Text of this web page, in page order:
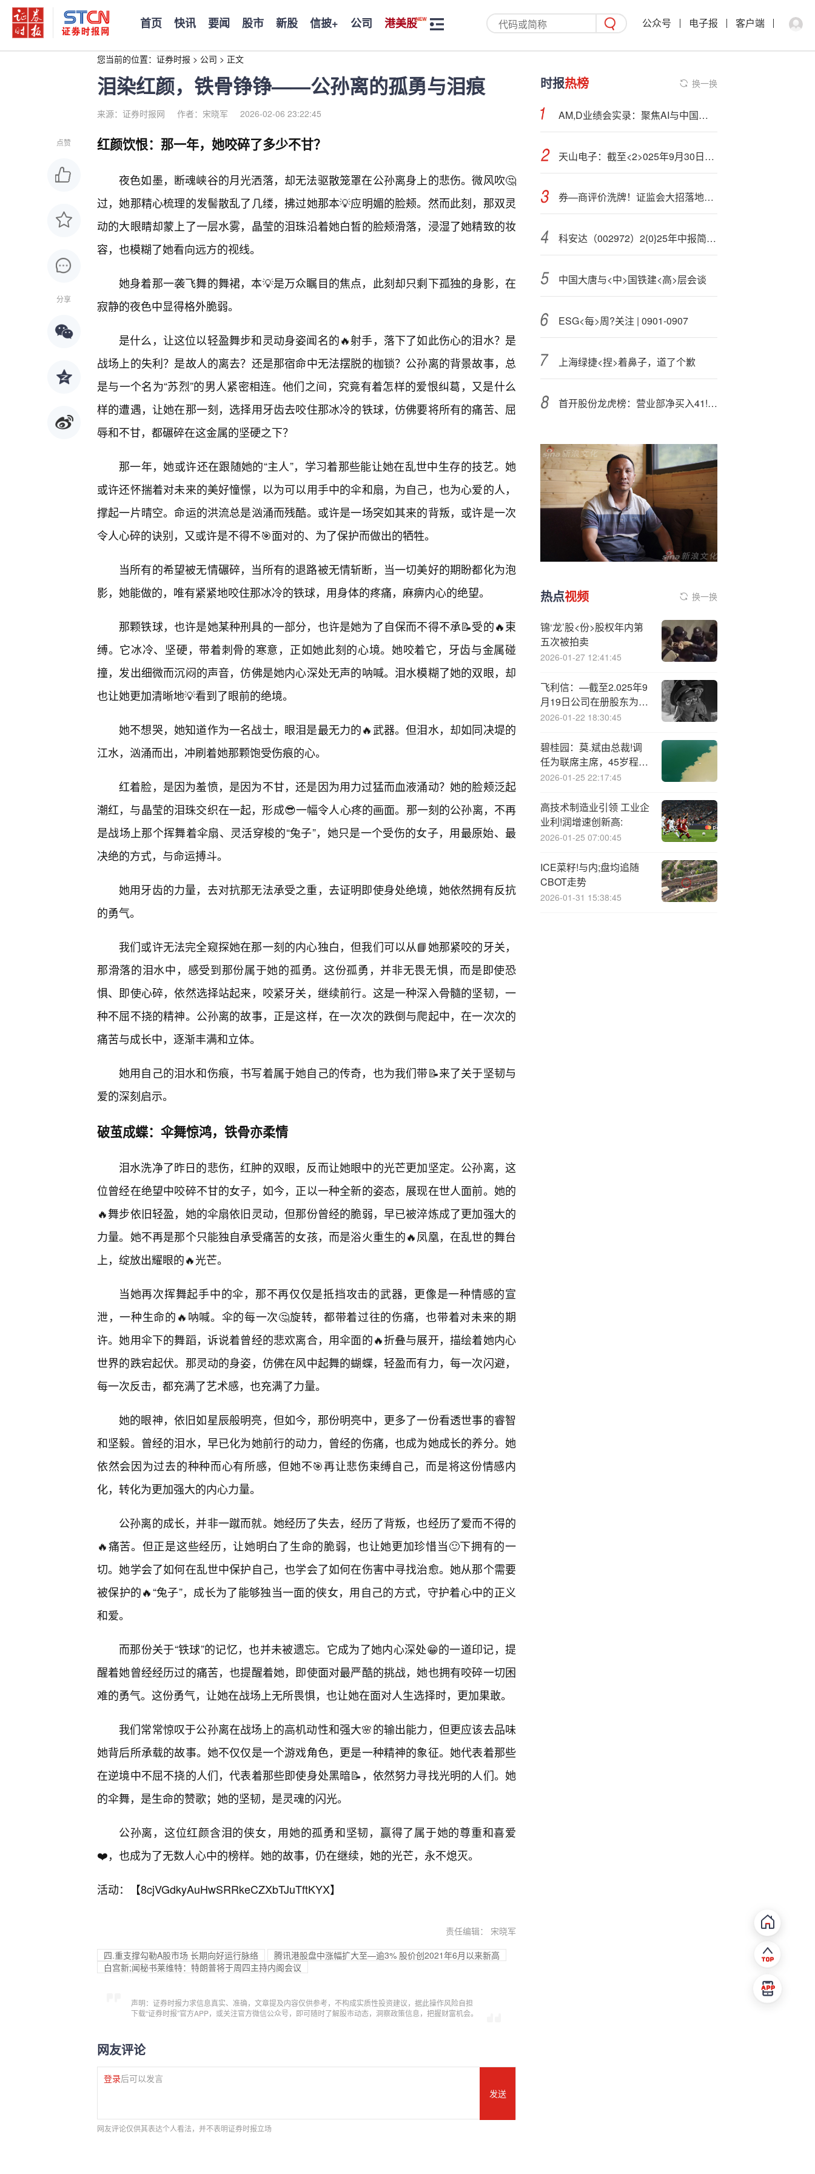
首页 快讯 要闻 股市 新股 信披+ 公司 港美股 公众号 电子报 客户端
您当前的位置： 证券时报 > 公司 > 正文
泪染红颜，铁骨铮铮——公孙离的孤勇与泪痕
来源：证券时报网 作者：宋晓军 2026-02-06 23:22:45
点赞
分享
红颜饮恨：那一年，她咬碎了多少不甘？
夜色如墨，断魂峡谷的月光洒落，却无法驱散笼罩在公孙离身上的悲伤。微风吹🤔
过，她那精心梳理的发髻散乱了几缕，拂过她那本💡应明媚的脸颊。然而此刻，那双灵
动的大眼睛却蒙上了一层水雾，晶莹的泪珠沿着她白皙的脸颊滑落，浸湿了她精致的妆
容，也模糊了她看向远方的视线。
她身着那一袭飞舞的舞裙，本💡是万众瞩目的焦点，此刻却只剩下孤独的身影，在
寂静的夜色中显得格外脆弱。
是什么，让这位以轻盈舞步和灵动身姿闻名的🔥射手，落下了如此伤心的泪水？是
战场上的失利？是故人的离去？还是那宿命中无法摆脱的枷锁？公孙离的背景故事，总
是与一个名为“苏烈”的男人紧密相连。他们之间，究竟有着怎样的爱恨纠葛，又是什么
样的遭遇，让她在那一刻，选择用牙齿去咬住那冰冷的铁球，仿佛要将所有的痛苦、屈
辱和不甘，都碾碎在这金属的坚硬之下？
那一年，她或许还在跟随她的“主人”，学习着那些能让她在乱世中生存的技艺。她
或许还怀揣着对未来的美好憧憬，以为可以用手中的伞和扇，为自己，也为心爱的人，
撑起一片晴空。命运的洪流总是汹涌而残酷。或许是一场突如其来的背叛，或许是一次
令人心碎的诀别，又或许是不得不🎯面对的、为了保护而做出的牺牲。
当所有的希望被无情碾碎，当所有的退路被无情斩断，当一切美好的期盼都化为泡
影，她能做的，唯有紧紧地咬住那冰冷的铁球，用身体的疼痛，麻痹内心的绝望。
那颗铁球，也许是她某种刑具的一部分，也许是她为了自保而不得不承📝受的🔥束
缚。它冰冷、坚硬，带着刺骨的寒意，正如她此刻的心境。她咬着它，牙齿与金属碰
撞，发出细微而沉闷的声音，仿佛是她内心深处无声的呐喊。泪水模糊了她的双眼，却
也让她更加清晰地💡看到了眼前的绝境。
她不想哭，她知道作为一名战士，眼泪是最无力的🔥武器。但泪水，却如同决堤的
江水，汹涌而出，冲刷着她那颗饱受伤痕的心。
红着脸，是因为羞愤，是因为不甘，还是因为用力过猛而血液涌动？她的脸颊泛起
潮红，与晶莹的泪珠交织在一起，形成😎一幅令人心疼的画面。那一刻的公孙离，不再
是战场上那个挥舞着伞扇、灵活穿梭的“兔子”，她只是一个受伤的女子，用最原始、最
决绝的方式，与命运搏斗。
她用牙齿的力量，去对抗那无法承受之重，去证明即使身处绝境，她依然拥有反抗
的勇气。
我们或许无法完全窥探她在那一刻的内心独白，但我们可以从📘她那紧咬的牙关，
那滑落的泪水中，感受到那份属于她的孤勇。这份孤勇，并非无畏无惧，而是即使恐
惧、即使心碎，依然选择站起来，咬紧牙关，继续前行。这是一种深入骨髓的坚韧，一
种不屈不挠的精神。公孙离的故事，正是这样，在一次次的跌倒与爬起中，在一次次的
痛苦与成长中，逐渐丰满和立体。
她用自己的泪水和伤痕，书写着属于她自己的传奇，也为我们带📝来了关于坚韧与
爱的深刻启示。
破茧成蝶：伞舞惊鸿，铁骨亦柔情
泪水洗净了昨日的悲伤，红肿的双眼，反而让她眼中的光芒更加坚定。公孙离，这
位曾经在绝望中咬碎不甘的女子，如今，正以一种全新的姿态，展现在世人面前。她的
🔥舞步依旧轻盈，她的伞扇依旧灵动，但那份曾经的脆弱，早已被淬炼成了更加强大的
力量。她不再是那个只能独自承受痛苦的女孩，而是浴火重生的🔥凤凰，在乱世的舞台
上，绽放出耀眼的🔥光芒。
当她再次挥舞起手中的伞，那不再仅仅是抵挡攻击的武器，更像是一种情感的宣
泄，一种生命的🔥呐喊。伞的每一次🤔旋转，都带着过往的伤痛，也带着对未来的期
许。她用伞下的舞蹈，诉说着曾经的悲欢离合，用伞面的🔥折叠与展开，描绘着她内心
世界的跌宕起伏。那灵动的身姿，仿佛在风中起舞的蝴蝶，轻盈而有力，每一次闪避，
每一次反击，都充满了艺术感，也充满了力量。
她的眼神，依旧如星辰般明亮，但如今，那份明亮中，更多了一份看透世事的睿智
和坚毅。曾经的泪水，早已化为她前行的动力，曾经的伤痛，也成为她成长的养分。她
依然会因为过去的种种而心有所感，但她不🎯再让悲伤束缚自己，而是将这份情感内
化，转化为更加强大的内心力量。
公孙离的成长，并非一蹴而就。她经历了失去，经历了背叛，也经历了爱而不得的
🔥痛苦。但正是这些经历，让她明白了生命的脆弱，也让她更加珍惜当🙂下拥有的一
切。她学会了如何在乱世中保护自己，也学会了如何在伤害中寻找治愈。她从那个需要
被保护的🔥“兔子”，成长为了能够独当一面的侠女，用自己的方式，守护着心中的正义
和爱。
而那份关于“铁球”的记忆，也并未被遗忘。它成为了她内心深处😁的一道印记，提
醒着她曾经经历过的痛苦，也提醒着她，即使面对最严酷的挑战，她也拥有咬碎一切困
难的勇气。这份勇气，让她在战场上无所畏惧，也让她在面对人生选择时，更加果敢。
我们常常惊叹于公孙离在战场上的高机动性和强大🌸的输出能力，但更应该去品味
她背后所承载的故事。她不仅仅是一个游戏角色，更是一种精神的象征。她代表着那些
在逆境中不屈不挠的人们，代表着那些即使身处黑暗📝，依然努力寻找光明的人们。她
的伞舞，是生命的赞歌；她的坚韧，是灵魂的闪光。
公孙离，这位红颜含泪的侠女，用她的孤勇和坚韧，赢得了属于她的尊重和喜爱
❤️，也成为了无数人心中的榜样。她的故事，仍在继续，她的光芒，永不熄灭。
活动：【8cjVGdkyAuHwSRRkeCZXbTJuTftKYX】
责任编辑： 宋晓军
四.重支撑勾勒A股市场 长期向好运行脉络
腾讯港股盘中涨幅扩大至—逾3% 股价创2021年6月以来新高
白宫新;闻秘书莱维特：特朗普将于周四主持内阁会议
声明：证券时报力求信息真实、准确，文章提及内容仅供参考，不构成实质性投资建议，据此操作风险自担
下载“证券时报”官方APP，或关注官方微信公众号，即可随时了解股市动态，洞察政策信息，把握财富机会。
网友评论
登录后可以发言
发送
网友评论仅供其表达个人看法，并不表明证券时报立场
时报热榜 换一换
AM,D业绩会实录：聚焦AI与中国市场 多项业务增长明确
天山电子：截至<2>025年9月30日，公司股东总户数为24460户
券—商评价洗牌！证监会大招落地，中小券商迎利好，严监管升级！
科安达（002972）2{0}25年中报简析：增收不增利，公司应收账款体量较大
中国大唐与<中>国铁建<高>层会谈
ESG<每>周?关注 | 0901-0907
上海绿捷<捏>着鼻子，道了个歉
首开股份龙虎榜：营业部净买入41!81.01万元
热点视频 换一换
锦‘龙’股<份>股权年内第
五次被拍卖
2026-01-27 12:41:45
飞利信：—截至2.025年9
月19日公司在册股东为
126830户
2026-01-22 18:30:45
碧桂园：莫.斌由总裁!调
任为联席主席，45岁程光
煜获任为总裁
2026-01-25 22:17:45
高技术制造业引领 工业企
业利!润增速创新高:
2026-01-25 07:00:45
ICE菜籽!与内;盘均追随
CBOT走势
2026-01-31 15:38:45